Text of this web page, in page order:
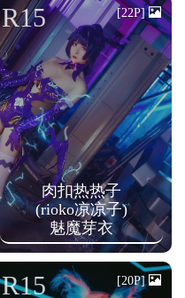
e
n
a
v
i
g
a
t
i
o
n
肉扣热热子
(rioko凉凉子)
魅魔芽衣
R15 [22P]
R15 [20P]